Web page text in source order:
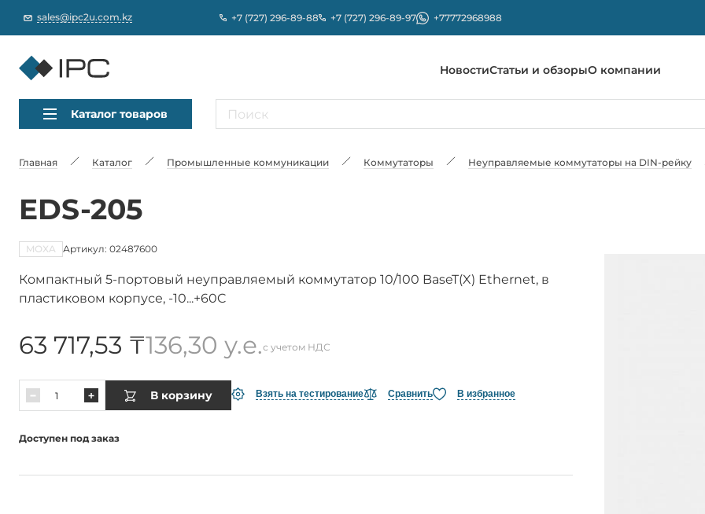
sales@ipc2u.com.kz +7 (727) 296-89-88 +7 (727) 296-89-97 +77772968988
НовостиСтатьи и обзорыО компании
Каталог товаров
Главная Каталог Промышленные коммуникации Коммутаторы Неуправляемые коммутаторы на DIN-рейку
EDS-205
MOXA Артикул: 02487600
Компактный 5-портовый неуправляемый коммутатор 10/100 BaseT(X) Ethernet, в
пластиковом корпусе, -10...+60C
63 717,53 ₸136,30 у.е.с учетом НДС
В корзину Взять на тестирование Сравнить В избранное
Доступен под заказ